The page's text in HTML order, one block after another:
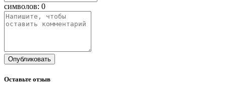
символов: 0
Опубликовать
Оставьте отзыв